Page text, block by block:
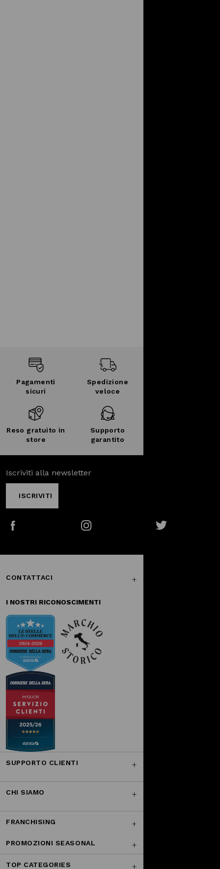
Pagamenti
sicuri
Spedizione
veloce
Reso gratuito in
store
Supporto
garantito
Iscriviti alla newsletter
ISCRIVITI
CONTATTACI
I NOSTRI RICONOSCIMENTI
SUPPORTO CLIENTI
CHI SIAMO
FRANCHISING
PROMOZIONI SEASONAL
TOP CATEGORIES